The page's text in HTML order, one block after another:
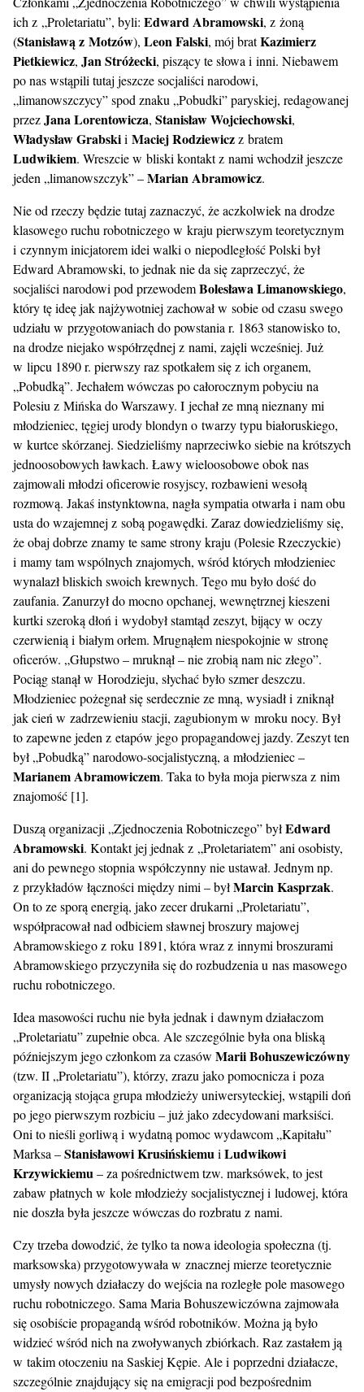
ich z „Proletariatu”, byli: Edward Abramowski, z żoną
(Stanisławą z Motzów), Leon Falski, mój bratKazimierz
Pietkiewicz, Jan Stróżecki, piszący te słowa i inni. Niebawem
po nas wstąpili tutaj jeszcze socjaliści narodowi,
„limanowszczycy” spod znaku „Pobudki” paryskiej, redagowanej
przezJana Lorentowicza, Stanisław Wojciechowski,
Władysław Grabskii Maciej Rodziewiczz bratem
Ludwikiem. Wreszcie w bliski kontakt z nami wchodził jeszcze
jeden „limanowszczyk” –Marian Abramowicz.
Nie od rzeczy będzie tutaj zaznaczyć, że aczkolwiek na drodze
klasowego ruchu robotniczego w kraju pierwszym teoretycznym
i czynnym inicjatorem idei walki o niepodległość Polski był
Edward Abramowski, to jednak nie da się zaprzeczyć, że
socjaliści narodowi pod przewodemBolesława Limanowskiego,
który tę ideę jak najżywotniej zachował w sobie od czasu swego
udziału w przygotowaniach do powstania r. 1863 stanowisko to,
na drodze niejako współrzędnej z nami, zajęli wcześniej. Już
w lipcu 1890 r. pierwszy raz spotkałem się z ich organem,
„Pobudką”. Jechałem wówczas po całorocznym pobyciu na
Polesiu z Mińska do Warszawy. I jechał ze mną nieznany mi
młodzieniec, tęgiej urody blondyn o twarzy typu białoruskiego,
w kurtce skórzanej. Siedzieliśmy naprzeciwko siebie na krótszych
jednoosobowych ławkach. Ławy wieloosobowe obok nas
zajmowali młodzi oficerowie rosyjscy, rozbawieni wesołą
rozmową. Jakaś instynktowna, nagła sympatia otwarła i nam obu
usta do wzajemnej z sobą pogawędki. Zaraz dowiedzieliśmy się,
że obaj dobrze znamy te same strony kraju (Polesie Rzeczyckie)
i mamy tam wspólnych znajomych, wśród których młodzieniec
wynalazł bliskich swoich krewnych. Tego mu było dość do
zaufania. Zanurzył do mocno opchanej, wewnętrznej kieszeni
kurtki szeroką dłoń i wydobył stamtąd zeszyt, bijący w oczy
czerwienią i białym orłem. Mrugnąłem niespokojnie w stronę
oficerów. „Głupstwo – mruknął – nie zrobią nam nic złego”.
Pociąg stanął w Horodzieju, słychać było szmer deszczu.
Młodzieniec pożegnał się serdecznie ze mną, wysiadł i zniknął
jak cień w zadrzewieniu stacji, zagubionym w mroku nocy. Był
to zapewne jeden z etapów jego propagandowej jazdy. Zeszyt ten
był „Pobudką” narodowo-socjalistyczną, a młodzieniec –
Marianem Abramowiczem. Taka to była moja pierwsza z nim
znajomość [1].
Duszą organizacji „Zjednoczenia Robotniczego” byłEdward
Abramowski. Kontakt jej jednak z „Proletariatem” ani osobisty,
ani do pewnego stopnia współczynny nie ustawał. Jednym np.
z przykładów łączności między nimi – byłMarcin Kasprzak.
On to ze sporą energią, jako zecer drukarni „Proletariatu”,
współpracował nad odbiciem sławnej broszury majowej
Abramowskiego z roku 1891, która wraz z innymi broszurami
Abramowskiego przyczyniła się do rozbudzenia u nas masowego
ruchu robotniczego.
Idea masowości ruchu nie była jednak i dawnym działaczom
„Proletariatu” zupełnie obca. Ale szczególnie była ona bliską
późniejszym jego członkom za czasów Marii Bohuszewiczówny
(tzw. II „Proletariatu”), którzy, zrazu jako pomocnicza i poza
organizacją stojąca grupa młodzieży uniwersyteckiej, wstąpili doń
po jego pierwszym rozbiciu – już jako zdecydowani marksiści.
Oni to nieśli gorliwą i wydatną pomoc wydawcom „Kapitału”
Marksa –Stanisławowi Krusińskiemui Ludwikowi
Krzywickiemu– za pośrednictwem tzw. marksówek, to jest
zabaw płatnych w kole młodzieży socjalistycznej i ludowej, która
nie doszła była jeszcze wówczas do rozbratu z nami.
Czy trzeba dowodzić, że tylko ta nowa ideologia społeczna (tj.
marksowska) przygotowywała w znacznej mierze teoretycznie
umysły nowych działaczy do wejścia na rozległe pole masowego
ruchu robotniczego. Sama Maria Bohuszewiczówna zajmowała
się osobiście propagandą wśród robotników. Można ją było
widzieć wśród nich na zwoływanych zbiórkach. Raz zastałem ją
w takim otoczeniu na Saskiej Kępie. Ale i poprzedni działacze,
szczególnie znajdujący się na emigracji pod bezpośrednim